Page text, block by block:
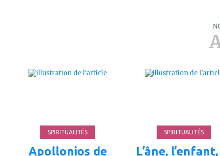
SPIRITUALITÉS
Apollonios de
SPIRITUALITÉS
L’âne,